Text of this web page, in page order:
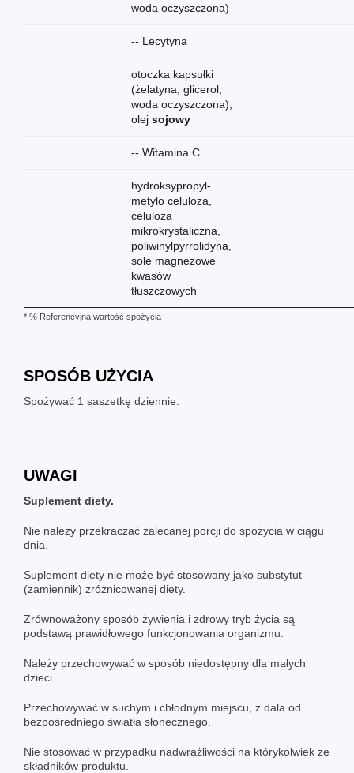
woda oczyszczona)
-- Lecytyna
otoczka kapsułki
(żelatyna, glicerol,
woda oczyszczona),
olej sojowy
-- Witamina C
hydroksypropyl-
metylo celuloza,
celuloza
mikrokrystaliczna,
poliwinylpyrrolidyna,
sole magnezowe
kwasów
tłuszczowych
* % Referencyjna wartość spożycia
SPOSÓB UŻYCIA
Spożywać 1 saszetkę dziennie.
UWAGI
Suplement diety.
Nie należy przekraczać zalecanej porcji do spożycia w ciągu
dnia.
Suplement diety nie może być stosowany jako substytut
(zamiennik) zróżnicowanej diety.
Zrównoważony sposób żywienia i zdrowy tryb życia są
podstawą prawidłowego funkcjonowania organizmu.
Należy przechowywać w sposób niedostępny dla małych
dzieci.
Przechowywać w suchym i chłodnym miejscu, z dala od
bezpośredniego światła słonecznego.
Nie stosować w przypadku nadwrażliwości na którykolwiek ze
składników produktu.